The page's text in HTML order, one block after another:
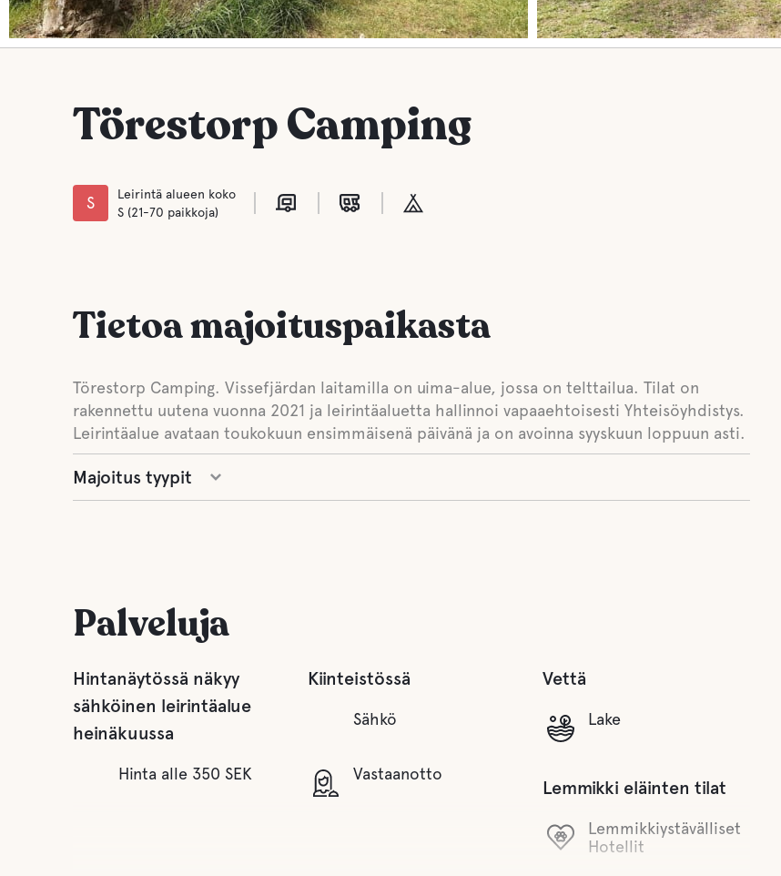
Törestorp Camping
S
Leirintä alueen koko
S (21-70 paikkoja)
Tietoa majoituspaikasta
Törestorp Camping. Vissefjärdan laitamilla on uima-alue, jossa on telttailua. Tilat on
rakennettu uutena vuonna 2021 ja leirintäaluetta hallinnoi vapaaehtoisesti Yhteisöyhdistys.
Leirintäalue avataan toukokuun ensimmäisenä päivänä ja on avoinna syyskuun loppuun asti.
Majoitus tyypit
Palveluja
Hintanäytössä näkyy
sähköinen leirintäalue
heinäkuussa
Hinta alle 350 SEK
Kiinteistössä
Sähkö
Vastaanotto
Vettä
Lake
Lemmikki eläinten tilat
Lemmikkiystävälliset
Hotellit